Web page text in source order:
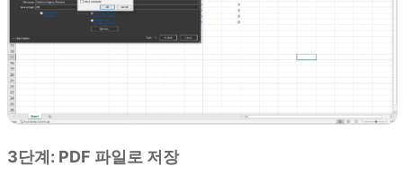
3단계: PDF 파일로 저장